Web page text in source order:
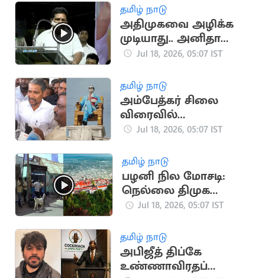
தமிழ் நாடு
அதிமுகவை அழிக்க
முடியாது.. அனிதா
ராதாகிருஷ்ணன்
Jul 18, 2026, 05:07 IST
தமிழ் நாடு
அம்பேத்கர் சிலை
விரைவில்
திறக்கப்படும்..
அரசு
Jul 18, 2026, 05:07 IST
தமிழ் நாடு
பழனி நில மோசடி:
நெல்லை திமுக
பிரமுகர் வீட்டில்
Jul 18, 2026, 05:07 IST
தமிழ் நாடு
அபிஜீத் திப்கே
உண்ணாவிரதப்